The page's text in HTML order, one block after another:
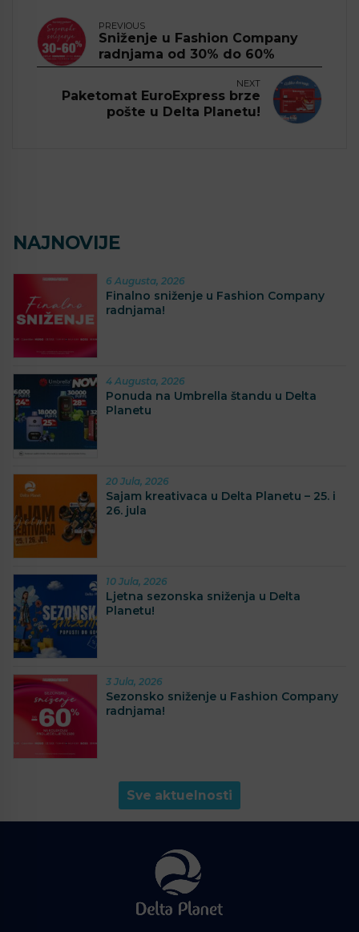
PREVIOUS
Sniženje u Fashion Company
radnjama od 30% do 60%
NEXT
Paketomat EuroExpress brze
pošte u Delta Planetu!
NAJNOVIJE
6 Augusta, 2026
Finalno sniženje u Fashion Company
radnjama!
4 Augusta, 2026
Ponuda na Umbrella štandu u Delta
Planetu
20 Jula, 2026
Sajam kreativaca u Delta Planetu – 25. i
26. jula
10 Jula, 2026
Ljetna sezonska sniženja u Delta
Planetu!
3 Jula, 2026
Sezonsko sniženje u Fashion Company
radnjama!
Sve aktuelnosti